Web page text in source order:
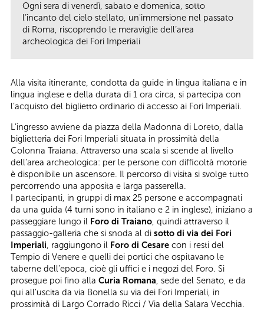
Ogni sera di venerdì, sabato e domenica, sotto
l’incanto del cielo stellato, un'immersione nel passato
di Roma, riscoprendo le meraviglie dell’area
archeologica dei Fori Imperiali
Alla visita itinerante, condotta da guide in lingua italiana e in
lingua inglese e della durata di 1 ora circa, si partecipa con
l’acquisto del biglietto ordinario di accesso ai Fori Imperiali.
L’ingresso avviene da piazza della Madonna di Loreto, dalla
biglietteria dei Fori Imperiali situata in prossimità della
Colonna Traiana. Attraverso una scala si scende al livello
dell’area archeologica: per le persone con difficoltà motorie
è disponibile un ascensore. Il percorso di visita si svolge tutto
percorrendo una apposita e larga passerella.
I partecipanti, in gruppi di max 25 persone e accompagnati
da una guida (4 turni sono in italiano e 2 in inglese), iniziano a
passeggiare lungo il Foro di Traiano , quindi attraverso il
passaggio-galleria che si snoda al di sotto di via dei Fori
Imperiali , raggiungono il Foro di Cesare con i resti del
Tempio di Venere e quelli dei portici che ospitavano le
taberne dell’epoca, cioè gli uffici e i negozi del Foro. Si
prosegue poi fino alla Curia Romana , sede del Senato, e da
qui all’uscita da via Bonella su via dei Fori Imperiali, in
prossimità di Largo Corrado Ricci / Via della Salara Vecchia.